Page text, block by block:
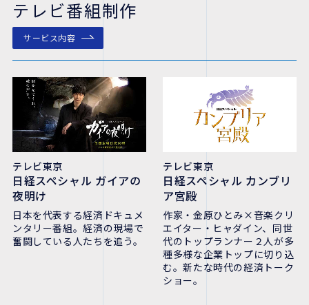
テレビ番組制作
サービス内容
テレビ東京
日経スペシャル ガイアの
夜明け
日本を代表する経済ドキュメ
ンタリー番組。経済の現場で
奮闘している人たちを追う。
テレビ東京
日経スペシャル カンブリ
ア宮殿
作家・金原ひとみ×音楽クリ
エイター・ヒャダイン、同世
代のトップランナー２人が多
種多様な企業トップに切り込
む。新たな時代の経済トーク
ショー。